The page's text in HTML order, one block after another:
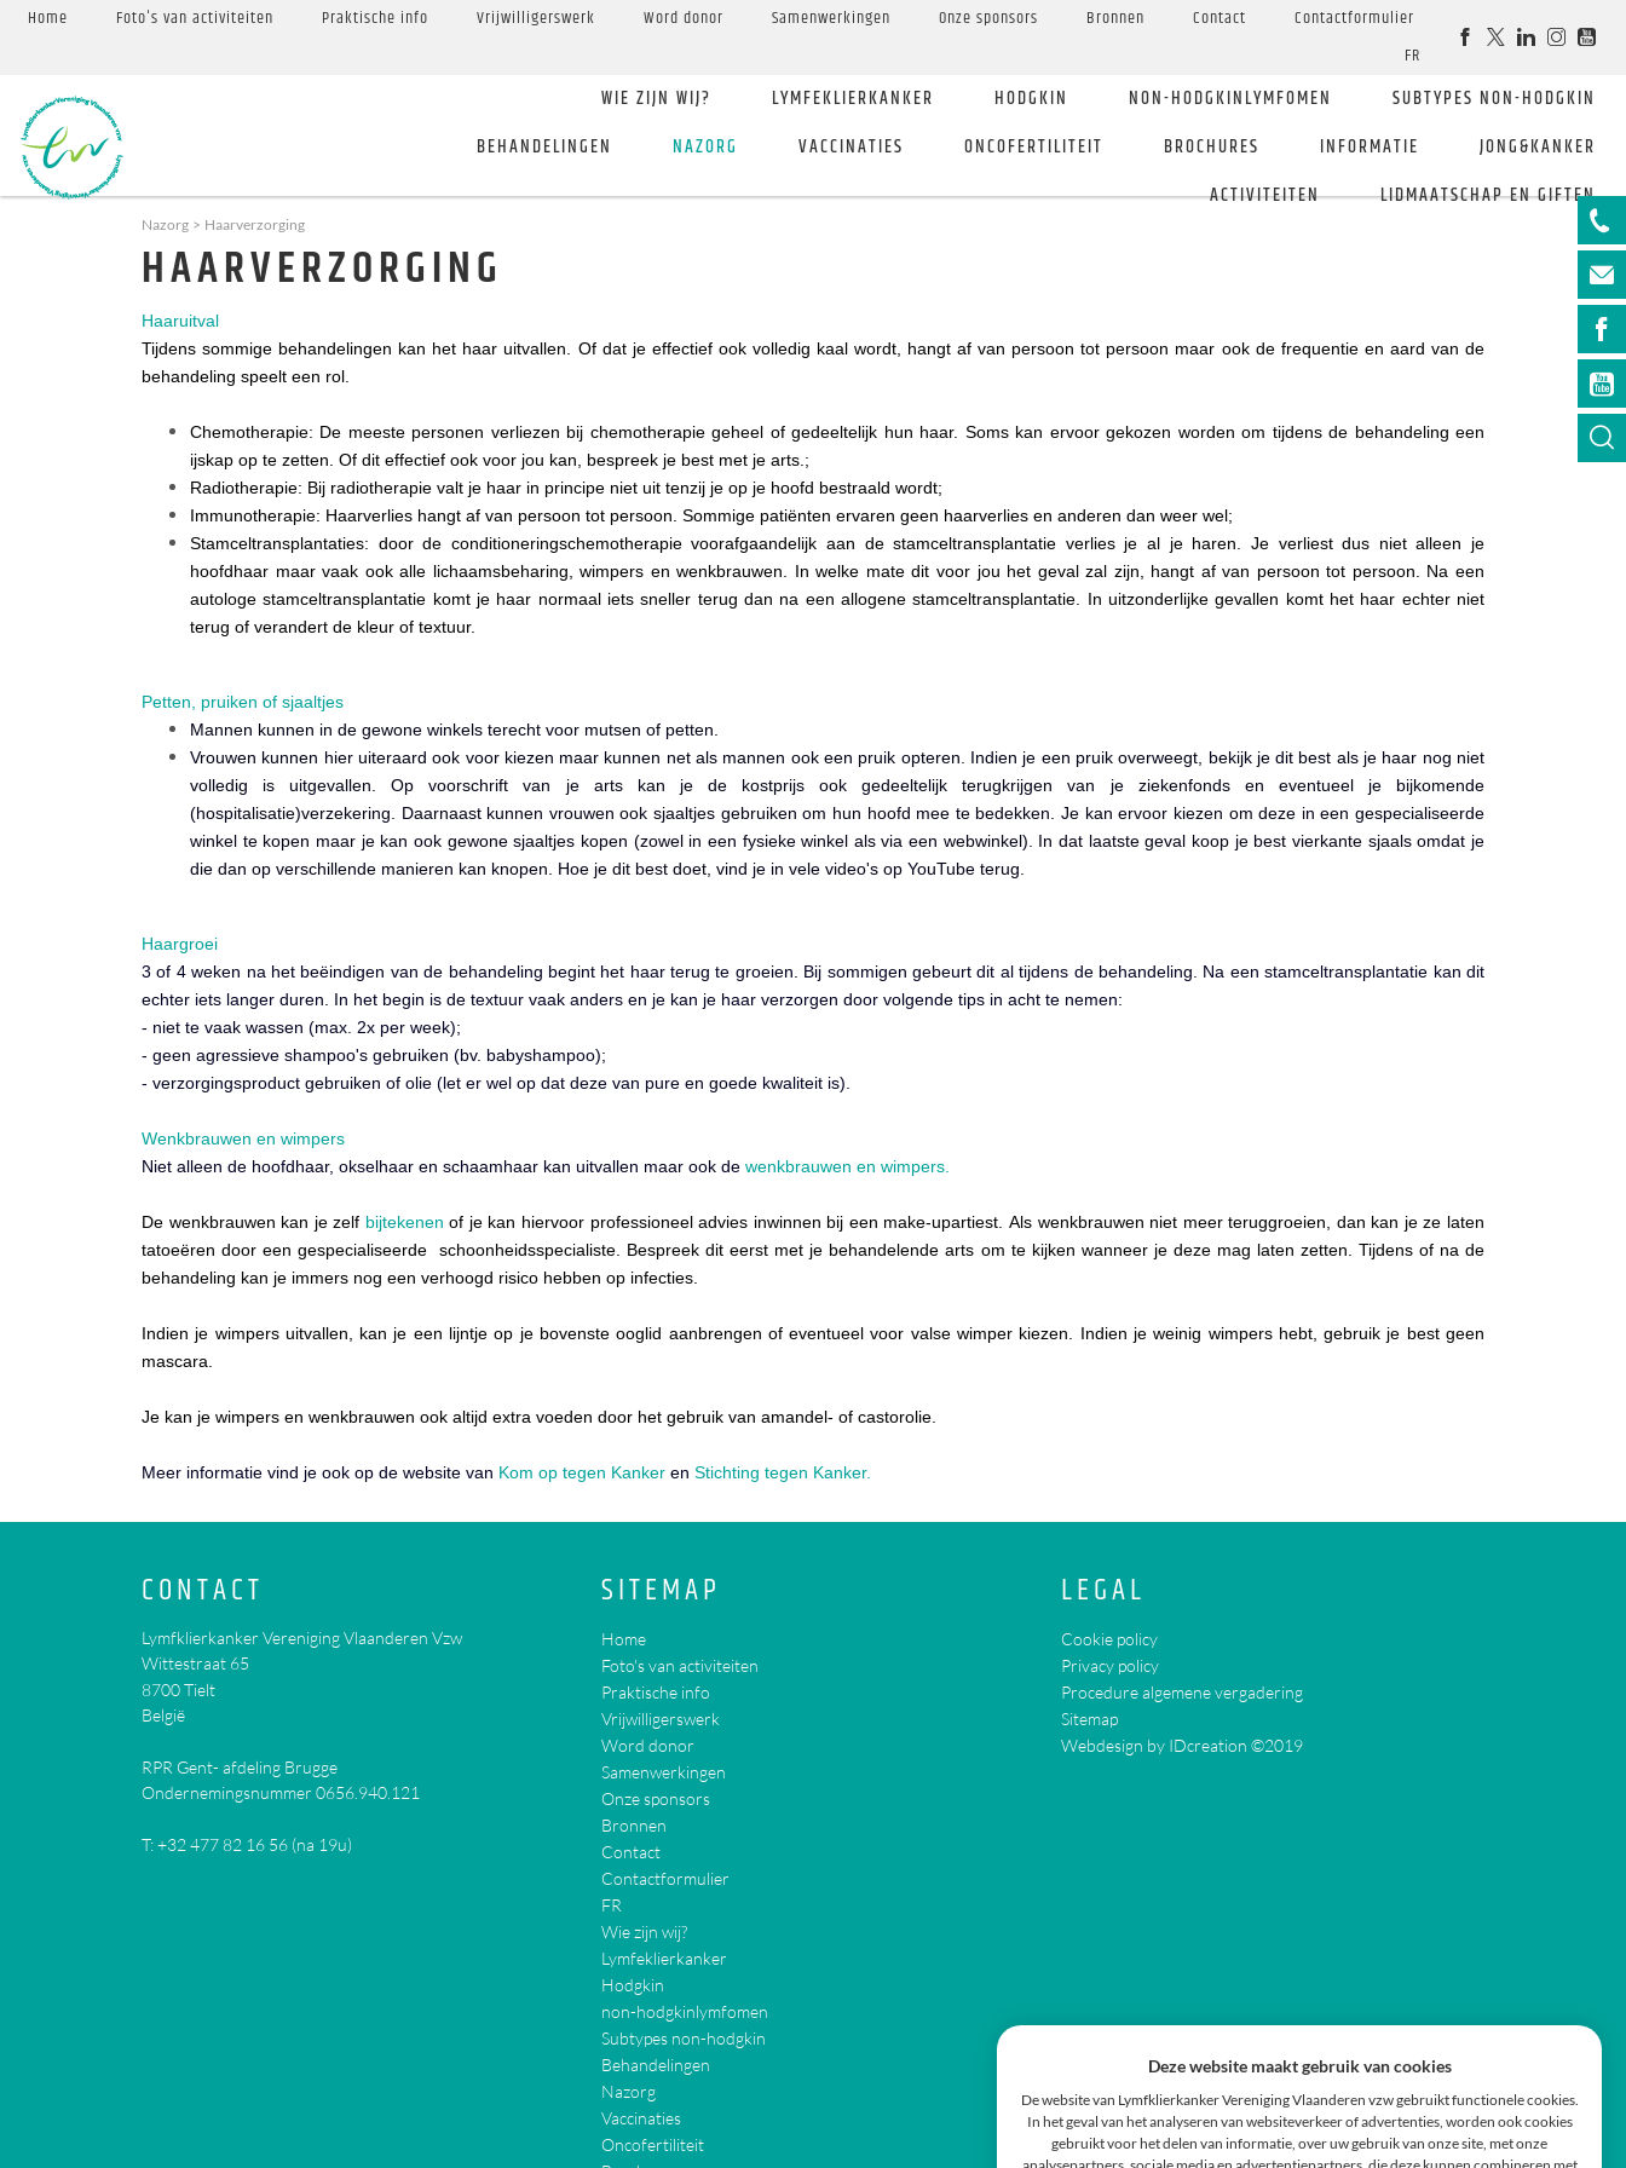
Home Foto's van activiteiten Praktische info Vrijwilligerswerk Word donor Samenwerkingen Onze sponsors Bronnen Contact
Contactformulier
FR
WIE ZIJN WIJ? LYMFEKLIERKANKER HODGKIN NON-HODGKINLYMFOMEN
SUBTYPES NON-HODGKIN
BEHANDELINGEN
NAZORG VACCINATIES ONCOFERTILITEIT BROCHURES INFORMATIE
JONG&KANKER
ACTIVITEITEN
LIDMAATSCHAP EN GIFTEN
Nazorg Haarverzorging
HAARVERZORGING
Haaruitval
Tijdens sommige behandelingen kan het haar uitvallen. Of dat je effectief ook volledig kaal wordt, hangt af van persoon tot persoon maar ook de frequentie en aard van de
behandeling speelt een rol.
Chemotherapie: De meeste personen verliezen bij chemotherapie geheel of gedeeltelijk hun haar. Soms kan ervoor gekozen worden om tijdens de behandeling een
ijskap op te zetten. Of dit effectief ook voor jou kan, bespreek je best met je arts.;
Radiotherapie: Bij radiotherapie valt je haar in principe niet uit tenzij je op je hoofd bestraald wordt;
Immunotherapie: Haarverlies hangt af van persoon tot persoon. Sommige patiënten ervaren geen haarverlies en anderen dan weer wel;
Stamceltransplantaties: door de conditioneringschemotherapie voorafgaandelijk aan de stamceltransplantatie verlies je al je haren. Je verliest dus niet alleen je
hoofdhaar maar vaak ook alle lichaamsbeharing, wimpers en wenkbrauwen. In welke mate dit voor jou het geval zal zijn, hangt af van persoon tot persoon. Na een
autologe stamceltransplantatie komt je haar normaal iets sneller terug dan na een allogene stamceltransplantatie. In uitzonderlijke gevallen komt het haar echter niet
terug of verandert de kleur of textuur.
Petten, pruiken of sjaaltjes
Mannen kunnen in de gewone winkels terecht voor mutsen of petten.
Vrouwen kunnen hier uiteraard ook voor kiezen maar kunnen net als mannen ook een pruik opteren. Indien je een pruik overweegt, bekijk je dit best als je haar nog niet
volledig is uitgevallen. Op voorschrift van je arts kan je de kostprijs ook gedeeltelijk terugkrijgen van je ziekenfonds en eventueel je bijkomende
(hospitalisatie)verzekering. Daarnaast kunnen vrouwen ook sjaaltjes gebruiken om hun hoofd mee te bedekken. Je kan ervoor kiezen om deze in een gespecialiseerde
winkel te kopen maar je kan ook gewone sjaaltjes kopen (zowel in een fysieke winkel als via een webwinkel). In dat laatste geval koop je best vierkante sjaals omdat je
die dan op verschillende manieren kan knopen. Hoe je dit best doet, vind je in vele video's op YouTube terug.
Haargroei
3 of 4 weken na het beëindigen van de behandeling begint het haar terug te groeien. Bij sommigen gebeurt dit al tijdens de behandeling. Na een stamceltransplantatie kan dit
echter iets langer duren. In het begin is de textuur vaak anders en je kan je haar verzorgen door volgende tips in acht te nemen:
- niet te vaak wassen (max. 2x per week);
- geen agressieve shampoo's gebruiken (bv. babyshampoo);
- verzorgingsproduct gebruiken of olie (let er wel op dat deze van pure en goede kwaliteit is).
Wenkbrauwen en wimpers
Niet alleen de hoofdhaar, okselhaar en schaamhaar kan uitvallen maar ook de wenkbrauwen en wimpers.
De wenkbrauwen kan je zelf bijtekenenof je kan hiervoor professioneel advies inwinnen bij een make-upartiest. Als wenkbrauwen niet meer teruggroeien, dan kan je ze laten
tatoeëren door een gespecialiseerde schoonheidsspecialiste. Bespreek dit eerst met je behandelende arts om te kijken wanneer je deze mag laten zetten. Tijdens of na de
behandeling kan je immers nog een verhoogd risico hebben op infecties.
Indien je wimpers uitvallen, kan je een lijntje op je bovenste ooglid aanbrengen of eventueel voor valse wimper kiezen. Indien je weinig wimpers hebt, gebruik je best geen
mascara.
Je kan je wimpers en wenkbrauwen ook altijd extra voeden door het gebruik van amandel- of castorolie.
Meer informatie vind je ook op de website van Kom op tegen Kanker en Stichting tegen Kanker.
CONTACT
Lymfklierkanker Vereniging Vlaanderen Vzw
Wittestraat 65
8700Tielt
België
RPR Gent- afdeling Brugge
Ondernemingsnummer 0656.940.121
T:+32 477 82 16 56 (na 19u)
SITEMAP
Home
Foto's van activiteiten
Praktische info
Vrijwilligerswerk
Word donor
Samenwerkingen
Onze sponsors
Bronnen
Contact
Contactformulier
FR
Wie zijn wij?
Lymfeklierkanker
Hodgkin
non-hodgkinlymfomen
Subtypes non-hodgkin
Behandelingen
Nazorg
Vaccinaties
Oncofertiliteit
LEGAL
Cookie policy
Privacy policy
Procedure algemene vergadering
Sitemap
Webdesign by IDcreation ©2019
Deze website maakt gebruik van cookies
De website van Lymfklierkanker Vereniging Vlaanderen vzw gebruikt functionele cookies.
In het geval van het analyseren van websiteverkeer of advertenties, worden ook cookies
gebruikt voor het delen van informatie, over uw gebruik van onze site, met onze